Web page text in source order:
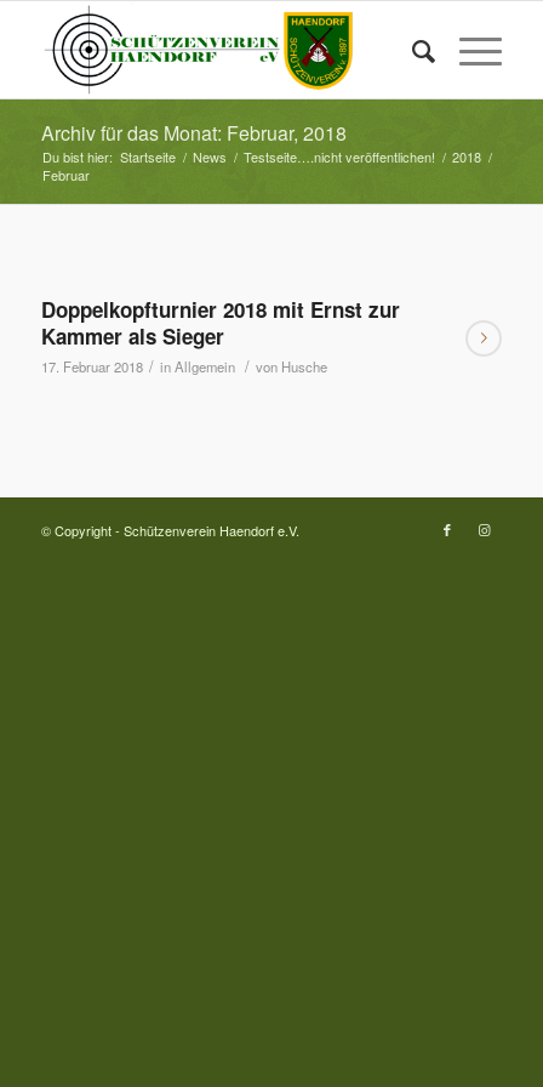
Archiv für das Monat: Februar, 2018
Du bist hier: Startseite / News / Testseite….nicht veröffentlichen! / 2018 /
Februar
Doppelkopfturnier 2018 mit Ernst zur
Kammer als Sieger
17. Februar 2018 / inAllgemein / von Husche
© Copyright - Schützenverein Haendorf e.V.